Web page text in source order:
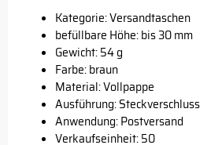
Kategorie: Versandtaschen
befüllbare Höhe: bis 30 mm
Gewicht: 54 g
Farbe: braun
Material: Vollpappe
Ausführung: Steckverschluss
Anwendung: Postversand
Verkaufseinheit: 50